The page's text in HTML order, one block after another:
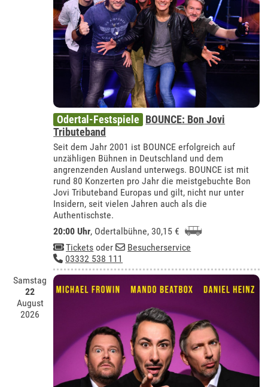
Odertal-Festspiele BOUNCE: Bon Jovi
Tributeband
Seit dem Jahr 2001 ist BOUNCE erfolgreich auf
unzähligen Bühnen in Deutschland und dem
angrenzenden Ausland unterwegs. BOUNCE ist mit
rund 80 Konzerten pro Jahr die meistgebuchte Bon
Jovi Tributeband Europas und gilt, nicht nur unter
Insidern, seit vielen Jahren auch als die
Authentischste.
20:00 Uhr, Odertalbühne, 30,15 €
Tickets oder
Besucherservice
03332 538 111
Samstag
22
August
2026